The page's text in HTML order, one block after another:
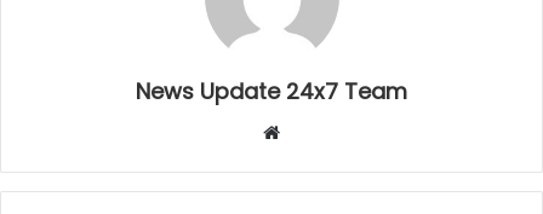
News Update 24x7 Team
Website